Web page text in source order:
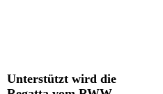
Unterstützt wird die